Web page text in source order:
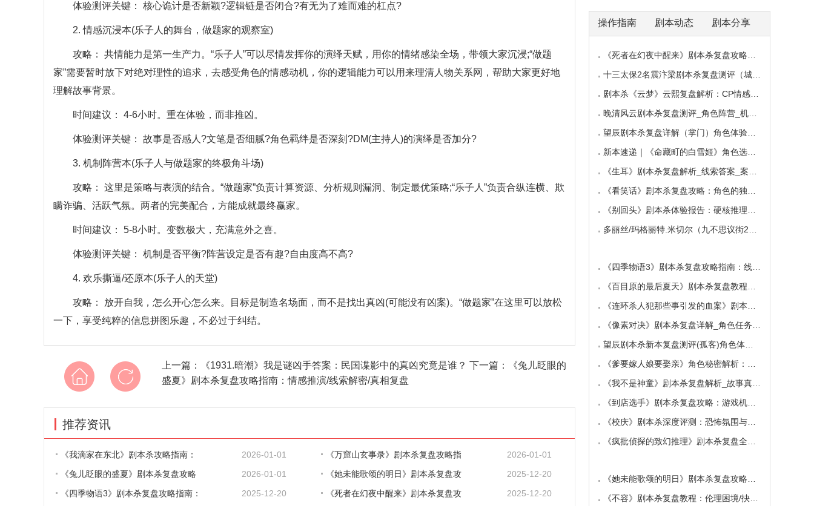
体验测评关键： 核心诡计是否新颖?逻辑链是否闭合?有无为了难而难的杠点?
2. 情感沉浸本(乐子人的舞台，做题家的观察室)
攻略： 共情能力是第一生产力。“乐子人”可以尽情发挥你的演绎天赋，用你的情绪感染全场，带领大家沉浸;“做题
家”需要暂时放下对绝对理性的追求，去感受角色的情感动机，你的逻辑能力可以用来理清人物关系网，帮助大家更好地
理解故事背景。
时间建议： 4-6小时。重在体验，而非推凶。
体验测评关键： 故事是否感人?文笔是否细腻?角色羁绊是否深刻?DM(主持人)的演绎是否加分?
3. 机制阵营本(乐子人与做题家的终极角斗场)
攻略： 这里是策略与表演的结合。“做题家”负责计算资源、分析规则漏洞、制定最优策略;“乐子人”负责合纵连横、欺
瞒诈骗、活跃气氛。两者的完美配合，方能成就最终赢家。
时间建议： 5-8小时。变数极大，充满意外之喜。
体验测评关键： 机制是否平衡?阵营设定是否有趣?自由度高不高?
4. 欢乐撕逼/还原本(乐子人的天堂)
攻略： 放开自我，怎么开心怎么来。目标是制造名场面，而不是找出真凶(可能没有凶案)。“做题家”在这里可以放松
一下，享受纯粹的信息拼图乐趣，不必过于纠结。
上一篇： 《1931.暗潮》我是谜凶手答案：民国谍影中的真凶究竟是谁？ 下一篇：
《兔儿眨眼的
盛夏》剧本杀复盘攻略指南：情感推演/线索解密/真相复盘
推荐资讯
《我滴家在东北》剧本杀攻略指南： 2026-01-01 《万窟山玄事录》剧本杀复盘攻略指
2026-01-01
《兔儿眨眼的盛夏》剧本杀复盘攻略
2026-01-01 《她未能歌颂的明日》剧本杀复盘攻
2025-12-20
《四季物语3》剧本杀复盘攻略指南：
2025-12-20 《死者在幻夜中醒来》剧本杀复盘攻
2025-12-20
操作指南 剧本动态 剧本分享
《死者在幻夜中醒来》剧本杀复盘攻略指南：叙
十三太保2名震汴梁剧本杀复盘测评（城限本）线
剧本杀《云梦》云熙复盘解析：CP情感线+核心诡
晚清风云剧本杀复盘测评_角色阵营_机制规则_线
望辰剧本杀复盘详解（掌门）角色体验测评/完整
新本速递｜《命藏町的白雪姬》角色选择指南：
《生耳》剧本杀复盘解析_线索答案_案件推理_故
《看笑话》剧本杀复盘攻略：角色的独特视角与
《别回头》剧本杀体验报告：硬核推理与恐怖演
多丽丝/玛格丽特.米切尔（九不思议街2雪境奇航
《四季物语3》剧本杀复盘攻略指南：线索抉择
《百目原的最后夏天》剧本杀复盘教程：百目诅
《连环杀人犯那些事引发的血案》剧本杀复盘：
《像素对决》剧本杀复盘详解_角色任务_线索答案
望辰剧本杀新本复盘测评(孤客)角色体验及任务玩
《爹要嫁人娘要娶亲》角色秘密解析：那些“普
《我不是神童》剧本杀复盘解析_故事真相_案件答
《到店选手》剧本杀复盘攻略：游戏机制与推理
《校庆》剧本杀深度评测：恐怖氛围与推理逻辑
《疯批侦探的致幻推理》剧本杀复盘全解析：欢
《她未能歌颂的明日》剧本杀复盘攻略指南：抉
《不容》剧本杀复盘教程：伦理困境/抉择机制